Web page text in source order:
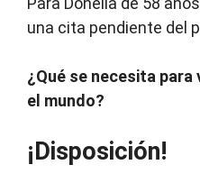
una cita pendiente del
¿Qué se necesita
el mundo?
¡Disposición!